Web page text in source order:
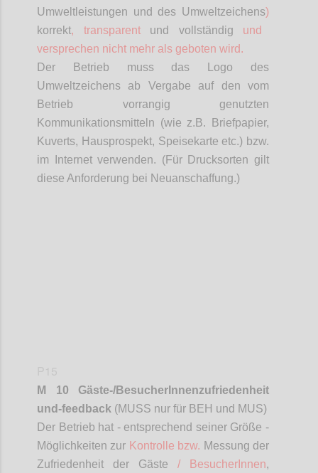
Umweltleistungen und des Umweltzeichens)
korrekt, transparentund vollständig und
versprechen nicht mehr als geboten wird.
Der Betrieb muss das Logo des
Umweltzeichens ab Vergabe auf den vom
Betrieb vorrangig genutzten
Kommunikationsmitteln (wie z.B. Briefpapier,
Kuverts, Hausprospekt, Speisekarte etc.) bzw.
im Internet verwenden. (Für Drucksorten gilt
diese Anforderung bei Neuanschaffung.)
M 10 Gäste-/BesucherInnenzufriedenheit
und-feedback (MUSS nur für BEH und MUS)
Der Betrieb hat - entsprechend seiner Größe -
Möglichkeiten zur Kontrolle bzw. Messung der
Zufriedenheit der Gäste / BesucherInnen,